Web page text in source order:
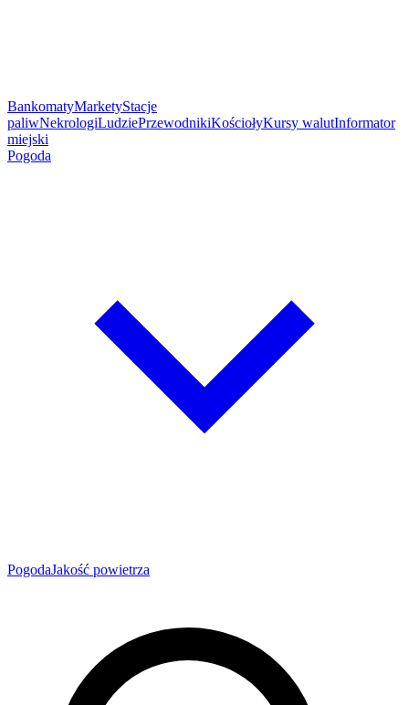
BankomatyMarketyStacje
paliwNekrologiLudziePrzewodnikiKościołyKursy walutInformator
miejski
Pogoda
PogodaJakość powietrza